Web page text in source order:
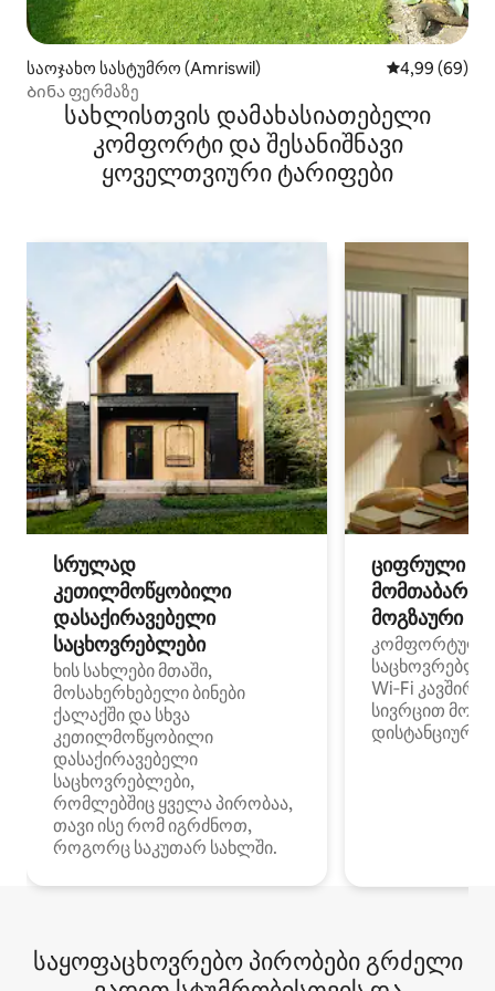
საოჯახო სასტუმრო (Amriswil) საშუალო
4,99 (69)
Ბინა ფერმაზე
სახლისთვის დამახასიათებელი
კომფორტი და შესანიშნავი
ყოველთვიური ტარიფები
სრულად
კეთილმოწყობილი
დასაქირავებელი
საცხოვრებლები
ხის სახლები მთაში,
მოსახერხებელი ბინები
ქალაქში და სხვა
კეთილმოწყობილი
დასაქირავებელი
საცხოვრებლები,
რომლებშიც ყველა პირობაა,
თავი ისე რომ იგრძნოთ,
როგორც საკუთარ სახლში.
ციფრული
მოგზაური
კომფორტული
Wi‑Fi
სივრცით
დისტანციური
საყოფაცხოვრებო პირობები გრძელი